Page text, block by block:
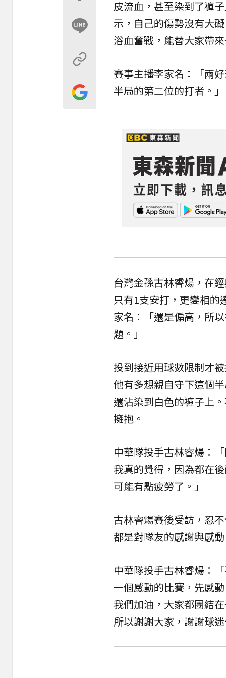
皮流血，甚至染到了褲
示，自己的傷勢沒有大
浴血奮戰，能替大家帶
賽事主播李家名：「兩
半局的第二位的打者。」
台灣金孫古林睿煬，在
只有1支安打，更變相的
家名：「還是偏高，所
題。」
投到接近用球數限制才
他有多想親自守下這個
還沾染到白色的褲子上
擁抱。
中華隊投手古林睿煬：
我真的覺得，因為都在
可能有點疲勞了。」
古林睿煬賽後受訪，忍
都是對隊友的感謝與感
中華隊投手古林睿煬：
一個感動的比賽，先感
我們加油，大家都團結
所以謝謝大家，謝謝球